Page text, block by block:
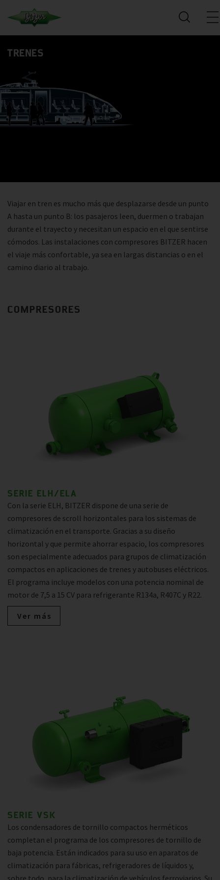
TRENES
Viajar en tren es mucho más que desplazarse desde un punto
A hasta un punto B: los pasajeros leen, duermen o trabajan
durante el trayecto y necesitan un espacio en el que sentirse
cómodos. Las instalaciones con compresores BITZER hacen
el viaje más confortable, ya sea en largas distancias o en el
camino diario al trabajo.
COMPRESORES
SERIE ELH/ELA
Con la serie ELH, BITZER dispone de una serie de
compresores de scroll horizontales para los sistemas de
climatización en el transporte. Gracias a su diseño
horizontal y que permite ahorrar espacio, los compresores
son especialmente adecuados para grupos de climatización
compactos en aplicaciones de trenes y autobuses eléctricos.
El programa incluye modelos con una potencia nominal de
motor de 7,5 a 15 CV para refrigerante R134a, R407C y R22.
Ver más
SERIE VSK
Los condensadores de tornillo compactos herméticos
completan el programa de los compresores de tornillo de
baja potencia. Están indicados para su uso en aparatos de
climatización para fábricas, refrigeradores de líquidos y,
sobre todo, para la climatización de vehículos ferroviarios. Su